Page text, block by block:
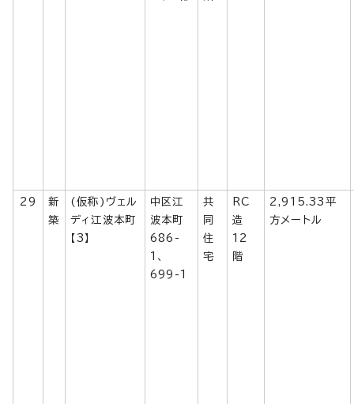
29
新
築
(仮称)ヴェル
ディ江波本町
【3】
中区江
波本町
686-
1、
699-1
共
同
住
宅
RC
造
12
階
2,915.33平
方メートル